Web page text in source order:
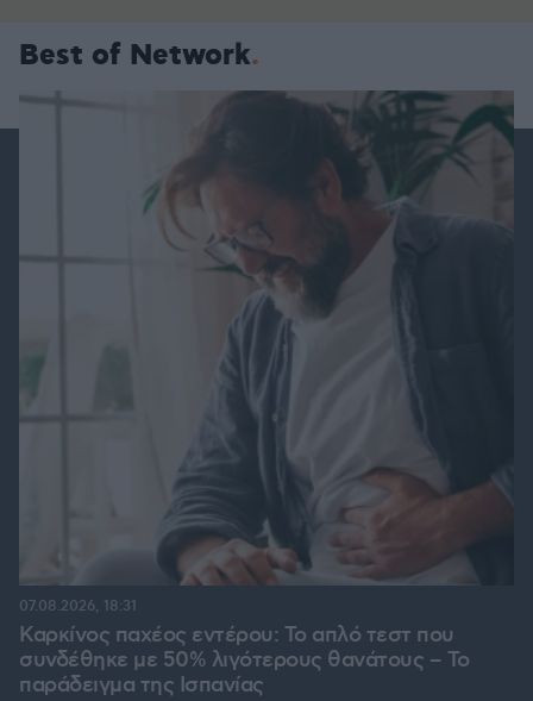
Best of Network
Καρκίνος παχέος εντέρου: Το απλό τεστ που
συνδέθηκε με 50% λιγότερους θανάτους – Το
παράδειγμα της Ισπανίας
07.08.2026, 18:31